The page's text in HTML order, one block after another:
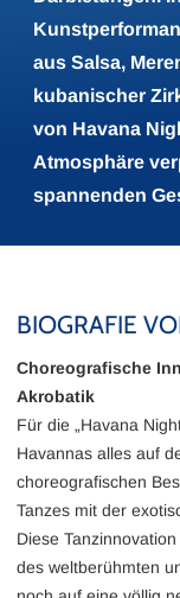
aus Salsa,
kubanischer
von Havana
Atmosphäre
spannenden
BIOGRAFIE
Choreografische
Akrobatik
Für die „Havana
Havannas alles auf
choreografischen
Tanzes mit der
Diese
des weltberühmten